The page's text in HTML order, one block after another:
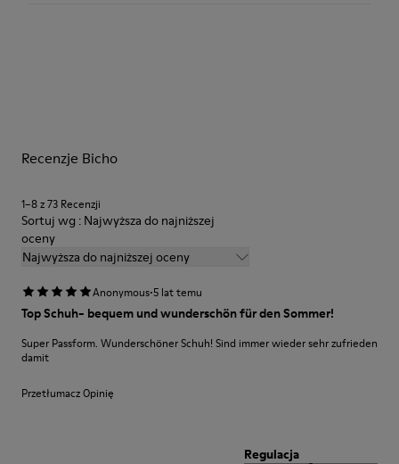
znaleźć w naszym
Recenzje Bicho
1–8 z 73 Recenzji
Sortuj wg : Najwyższa do najniższej
oceny
Najwyższa do najniższej oceny
Anonymous·5 lat temu
Top Schuh- bequem und wunderschön für den Sommer!
Super Passform. Wunderschöner Schuh! Sind immer wieder sehr zufrieden
damit
Przetłumacz Opinię
Regulacja